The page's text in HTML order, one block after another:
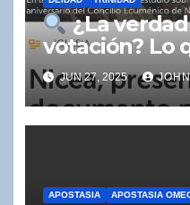
¿La
votación? Lo
contaron del
Nicea (325
JUN 27, 2025
APOSTASIA APOSTASIA